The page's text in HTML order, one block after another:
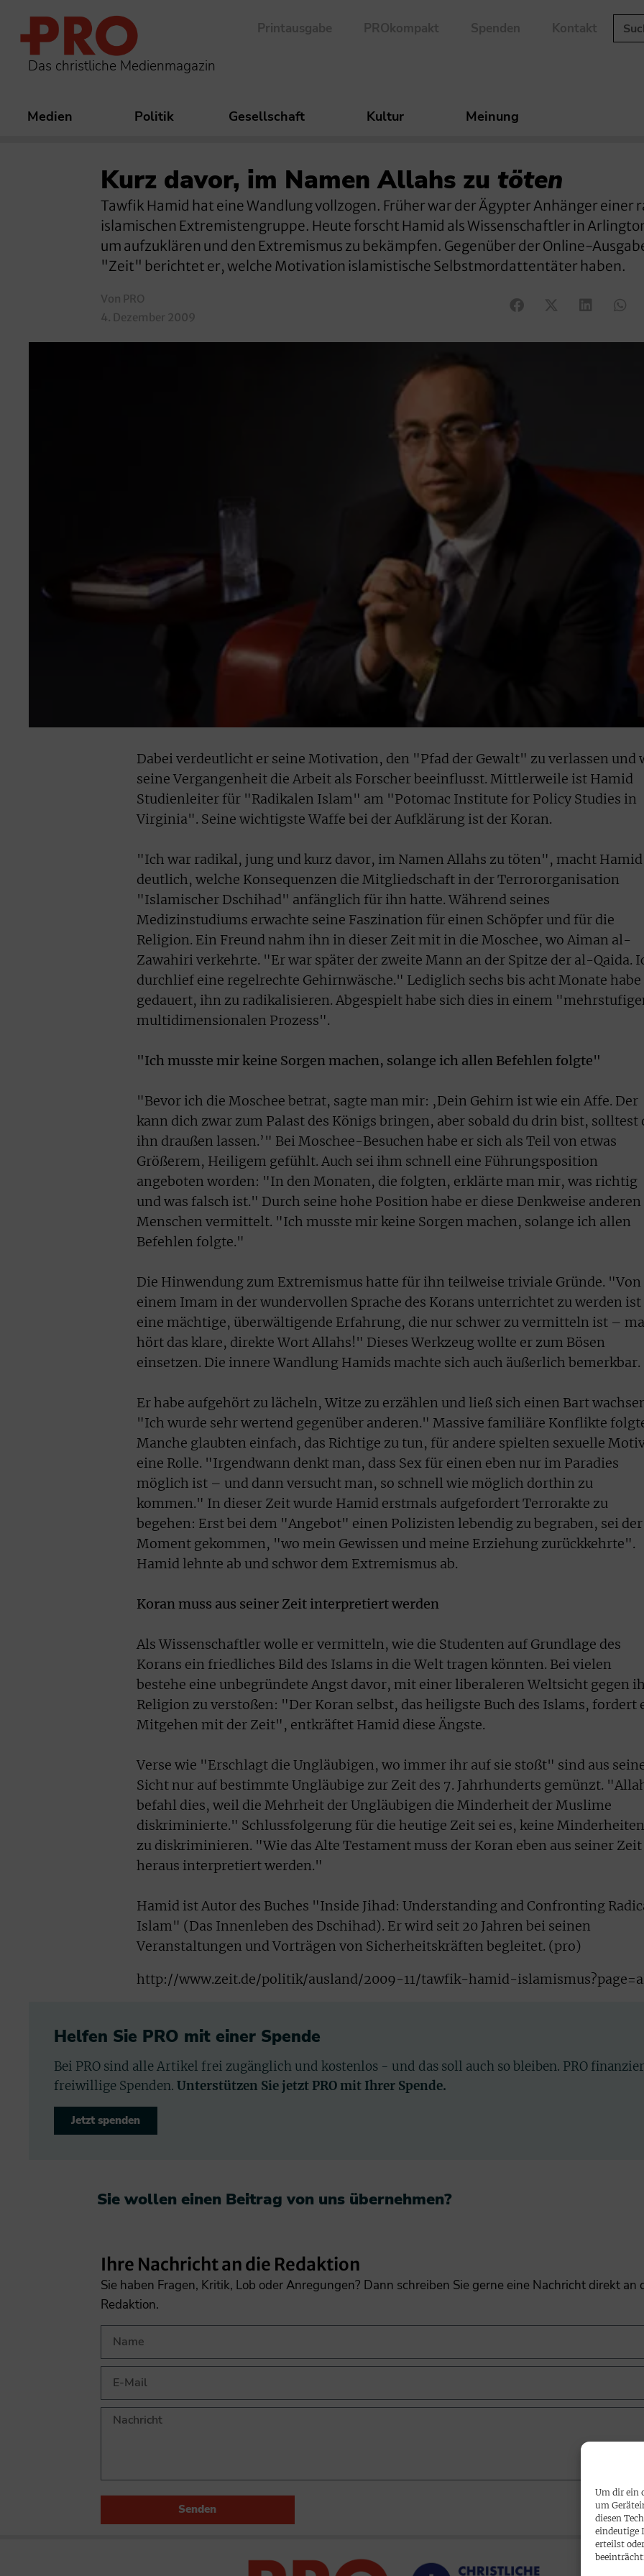
Um dir ein
um
diesen
eindeutige
erteilst
Das christliche Medienmagazin
Printausgabe PROkompakt Spenden Kontakt
Medien Politik Gesellschaft Kultur Meinung
Kurz davor, im Namen Allahs zu töten
Tawfik Hamid hat eine Wandlung vollzogen. Früher war der Ägypter Anhänger einer
islamischen Extremistengruppe. Heute forscht Hamid als Wissenschaftler in
um aufzuklären und den Extremismus zu bekämpfen. Gegenüber der Online-
"Zeit" berichtet er, welche Motivation islamistische Selbstmordattentäter haben.
Von PRO
4. Dezember 2009
Dabei verdeutlicht er seine Motivation, den "Pfad der Gewalt" zu verlassen und
seine Vergangenheit die Arbeit als Forscher beeinflusst. Mittlerweile ist Hamid
Studienleiter für "Radikalen Islam" am "Potomac Institute for Policy Studies in
Virginia". Seine wichtigste Waffe bei der Aufklärung ist der Koran.
"Ich war radikal, jung und kurz davor, im Namen Allahs zu töten", macht Hamid
deutlich, welche Konsequenzen die Mitgliedschaft in der Terrororganisation
"Islamischer Dschihad" anfänglich für ihn hatte. Während seines
Medizinstudiums erwachte seine Faszination für einen Schöpfer und für die
Religion. Ein Freund nahm ihn in dieser Zeit mit in die Moschee, wo Aiman al-
Zawahiri verkehrte. "Er war später der zweite Mann an der Spitze der al-Qaida.
durchlief eine regelrechte Gehirnwäsche." Lediglich sechs bis acht Monate habe
gedauert, ihn zu radikalisieren. Abgespielt habe sich dies in einem
multidimensionalen Prozess".
"Ich musste mir keine Sorgen machen, solange ich allen Befehlen folgte"
"Bevor ich die Moschee betrat, sagte man mir: ‚Dein Gehirn ist wie ein Affe. Der
kann dich zwar zum Palast des Königs bringen, aber sobald du drin bist, solltest
ihn draußen lassen.’" Bei Moschee-Besuchen habe er sich als Teil von etwas
Größerem, Heiligem gefühlt. Auch sei ihm schnell eine Führungsposition
angeboten worden: "In den Monaten, die folgten, erklärte man mir, was richtig
und was falsch ist." Durch seine hohe Position habe er diese Denkweise anderen
Menschen vermittelt. "Ich musste mir keine Sorgen machen, solange ich allen
Befehlen folgte."
Die Hinwendung zum Extremismus hatte für ihn teilweise triviale Gründe. "Von
einem Imam in der wundervollen Sprache des Korans unterrichtet zu werden ist
eine mächtige, überwältigende Erfahrung, die nur schwer zu vermitteln ist –
hört das klare, direkte Wort Allahs!" Dieses Werkzeug wollte er zum Bösen
einsetzen. Die innere Wandlung Hamids machte sich auch äußerlich bemerkbar.
Er habe aufgehört zu lächeln, Witze zu erzählen und ließ sich einen Bart
"Ich wurde sehr wertend gegenüber anderen." Massive familiäre Konflikte
Manche glaubten einfach, das Richtige zu tun, für andere spielten sexuelle
eine Rolle. "Irgendwann denkt man, dass Sex für einen eben nur im Paradies
möglich ist – und dann versucht man, so schnell wie möglich dorthin zu
kommen." In dieser Zeit wurde Hamid erstmals aufgefordert Terrorakte zu
begehen: Erst bei dem "Angebot" einen Polizisten lebendig zu begraben, sei der
Moment gekommen, "wo mein Gewissen und meine Erziehung zurückkehrte".
Hamid lehnte ab und schwor dem Extremismus ab.
Koran muss aus seiner Zeit interpretiert werden
Als Wissenschaftler wolle er vermitteln, wie die Studenten auf Grundlage des
Korans ein friedliches Bild des Islams in die Welt tragen könnten. Bei vielen
bestehe eine unbegründete Angst davor, mit einer liberaleren Weltsicht gegen
Religion zu verstoßen: "Der Koran selbst, das heiligste Buch des Islams, fordert
Mitgehen mit der Zeit", entkräftet Hamid diese Ängste.
Verse wie "Erschlagt die Ungläubigen, wo immer ihr auf sie stoßt" sind aus
Sicht nur auf bestimmte Ungläubige zur Zeit des 7. Jahrhunderts gemünzt.
befahl dies, weil die Mehrheit der Ungläubigen die Minderheit der Muslime
diskriminierte." Schlussfolgerung für die heutige Zeit sei es, keine Minderheiten
zu diskriminieren. "Wie das Alte Testament muss der Koran eben aus seiner Zeit
heraus interpretiert werden."
Hamid ist Autor des Buches "Inside Jihad: Understanding and Confronting
Islam" (Das Innenleben des Dschihad). Er wird seit 20 Jahren bei seinen
Veranstaltungen und Vorträgen von Sicherheitskräften begleitet. (pro)
http://www.zeit.de/politik/ausland/2009-11/tawfik-hamid-
Helfen Sie PRO mit einer Spende
Bei PRO sind alle Artikel frei zugänglich und kostenlos - und das soll auch so bleiben. PRO
freiwillige Spenden. Unterstützen Sie jetzt PRO mit Ihrer Spende.
Jetzt spenden
Sie wollen einen Beitrag von uns übernehmen?​
Ihre Nachricht an die Redaktion
Sie haben Fragen, Kritik, Lob oder Anregungen? Dann schreiben Sie gerne eine Nachricht direkt an
Redaktion.
Senden